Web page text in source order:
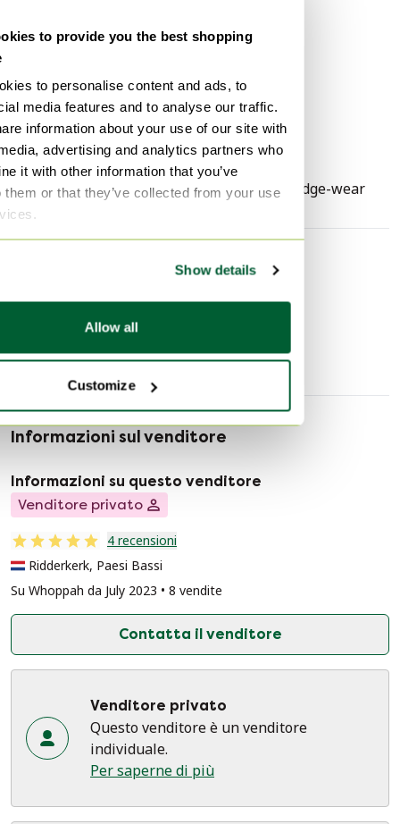
to provide you the best shopping
to personalise content and ads, to
media features and to analyse our traffic.
information about your use of our site with
advertising and analytics partners who
it with other information that you’ve
them or that they’ve collected from your use
Show details
Allow all
Customize
versatile che si abbina con disinvoltura sia ad outfit
Colore hardware
Nero
Altezza
32 cm
Larghezza
41 cm
Profondità
22 cm
Segni di utilizzo
usagesign-corneredge-wear
Scoprire di più
Informazioni sul venditore
Informazioni su questo venditore
Venditore privato
4 recensioni
Ridderkerk, Paesi Bassi
Su Whoppah da July 2023 • 8 vendite
Contatta il venditore
Venditore privato
Questo venditore è un venditore
individuale.
Per saperne di più